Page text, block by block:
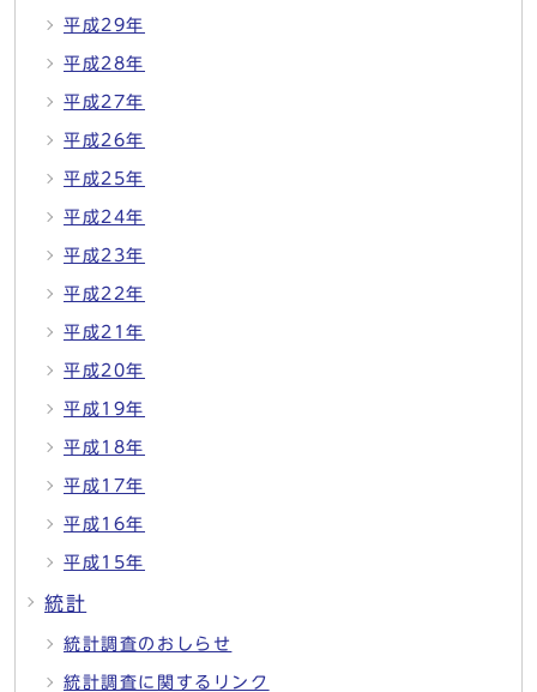
平成29年
平成28年
平成27年
平成26年
平成25年
平成24年
平成23年
平成22年
平成21年
平成20年
平成19年
平成18年
平成17年
平成16年
平成15年
統計
統計調査のおしらせ
統計調査に関するリンク